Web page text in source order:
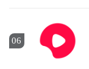
06